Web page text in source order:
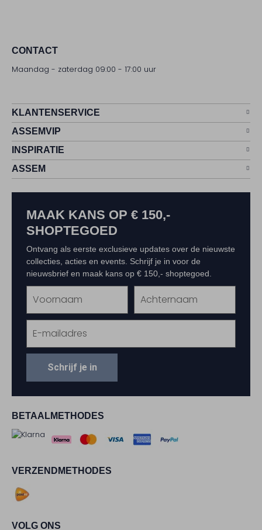
CONTACT
Maandag - zaterdag 09:00 - 17:00 uur
KLANTENSERVICE
ASSEMVIP
INSPIRATIE
ASSEM
BETAALMETHODES
VERZENDMETHODES
VOLG ONS
MAAK KANS OP € 150,-
SHOPTEGOED
Ontvang als eerste exclusieve updates over de nieuwste
collecties, acties en events. Schrijf je in voor de
nieuwsbrief en maak kans op € 150,- shoptegoed.
Schrijf je in